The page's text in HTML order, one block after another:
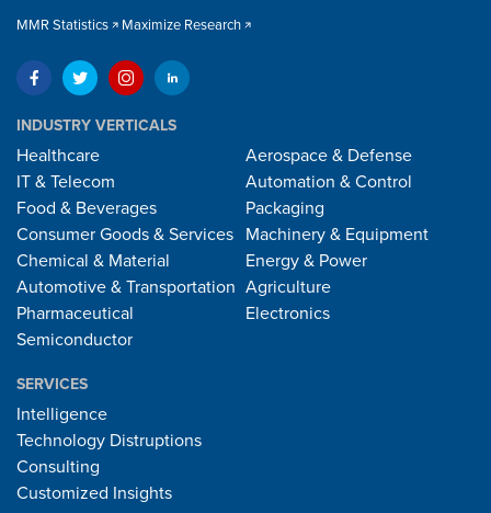
MMR Statistics Maximize Research
INDUSTRY VERTICALS
Healthcare
IT & Telecom
Food & Beverages
Consumer Goods & Services
Chemical & Material
Automotive & Transportation
Pharmaceutical
Semiconductor
Aerospace & Defense
Automation & Control
Packaging
Machinery & Equipment
Energy & Power
Agriculture
Electronics
SERVICES
Intelligence
Technology Distruptions
Consulting
Customized Insights